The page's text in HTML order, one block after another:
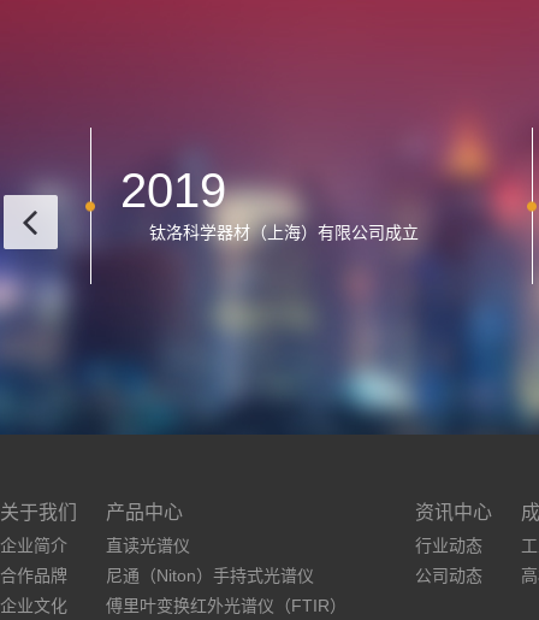
2022
成为赛默飞尼通手持光谱仪特约经销商
关于我们
企业简介
合作品牌
企业文化
产品中心
直读光谱仪
尼通（Niton）手持式光谱仪
傅里叶变换红外光谱仪（FTIR）
资讯中心
行业动态
公司动态